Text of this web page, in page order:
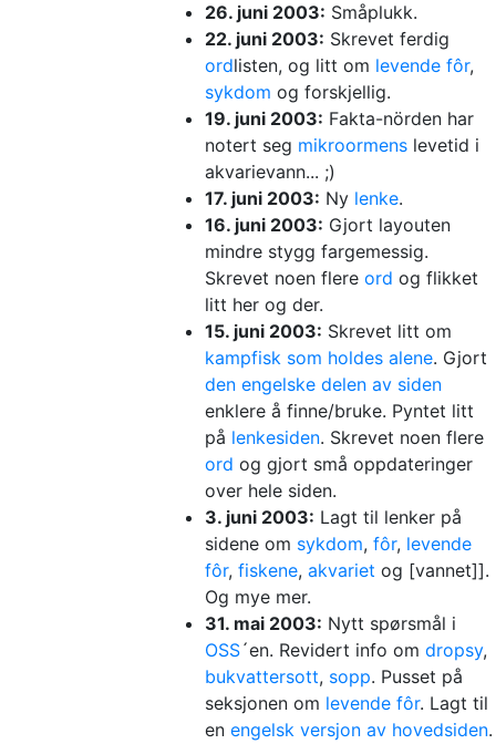
26. juni 2003: Småplukk.
22. juni 2003: Skrevet ferdig
ordlisten, og litt om levende fôr,
sykdom og forskjellig.
19. juni 2003: Fakta-nörden har
notert seg mikroormens levetid i
akvarievann... ;)
17. juni 2003: Ny lenke.
16. juni 2003: Gjort layouten
mindre stygg fargemessig.
Skrevet noen flere ord og flikket
litt her og der.
15. juni 2003: Skrevet litt om
kampfisk som holdes alene. Gjort
den engelske delen av siden
enklere å finne/bruke. Pyntet litt
på lenkesiden. Skrevet noen flere
ord og gjort små oppdateringer
over hele siden.
3. juni 2003: Lagt til lenker på
sidene om sykdom, fôr, levende
fôr, fiskene, akvariet og [vannet]].
Og mye mer.
31. mai 2003: Nytt spørsmål i
OSS´en. Revidert info om dropsy,
bukvattersott, sopp. Pusset på
seksjonen om levende fôr. Lagt til
en engelsk versjon av hovedsiden.